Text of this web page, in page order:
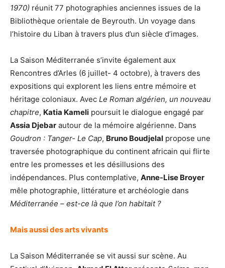
1970) réunit 77 photographies anciennes issues de la
Bibliothèque orientale de Beyrouth. Un voyage dans
l’histoire du Liban à travers plus d’un siècle d’images.
La Saison Méditerranée s’invite également aux
Rencontres d’Arles (6 juillet- 4 octobre), à travers des
expositions qui explorent les liens entre mémoire et
héritage coloniaux. Avec Le Roman algérien, un nouveau
chapitre, Katia Kameli poursuit le dialogue engagé par
Assia Djebar autour de la mémoire algérienne. Dans
Goudron : Tanger- Le Cap, Bruno Boudjelal propose une
traversée photographique du continent africain qui flirte
entre les promesses et les désillusions des
indépendances. Plus contemplative, Anne-Lise Broyer
mêle photographie, littérature et archéologie dans
Méditerranée – est-ce là que l’on habitait ?
Mais aussi des arts vivants
La Saison Méditerranée se vit aussi sur scène. Au